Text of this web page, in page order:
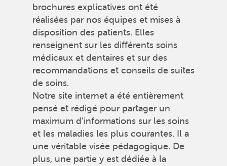
brochures explicatives ont été
réalisées par nos équipes et mises à
disposition des patients. Elles
renseignent sur les différents soins
médicaux et dentaires et sur des
recommandations et conseils de suites
de soins.
Notre site internet a été entièrement
pensé et rédigé pour partager un
maximum d’informations sur les soins
et les maladies les plus courantes. Il a
une véritable visée pédagogique. De
plus, une partie y est dédiée à la